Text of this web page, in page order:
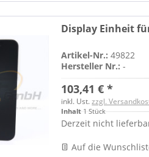
Display Einheit
Artikel-Nr.:49822
Hersteller Nr.:-
103,41 € *
inkl. Ust.zzgl.
Inhalt 1 Stück
Derzeit nicht
Auf die